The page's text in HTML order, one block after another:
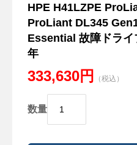
HPE H41LZPE
ProLiant DL345
Essential 故障ドライ
年
333,630円 （税込）
数量